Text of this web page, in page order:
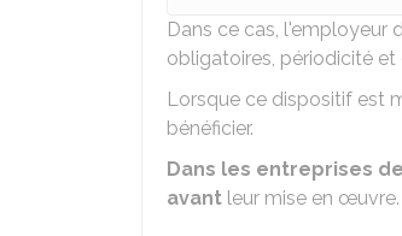
Dans ce cas, l'employeur
obligatoires, périodicité et
Lorsque ce dispositif est
bénéficier.
Dans les entreprises
avant leur mise en œuvre.